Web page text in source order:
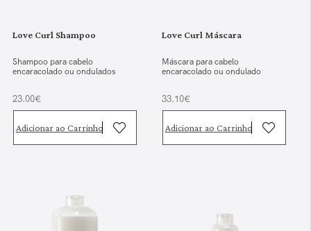
Love Curl Shampoo
Shampoo para cabelo
encaracolado ou ondulados
23.00€
Adicionar ao Carrinho
Love Curl Máscara
Máscara para cabelo
encaracolado ou ondulado
33.10€
Adicionar ao Carrinho